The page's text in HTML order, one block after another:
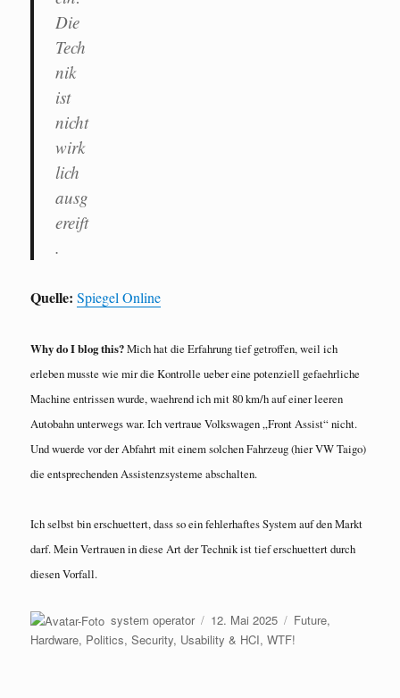
Die
Tech
nik
ist
nicht
wirk
lich
ausg
ereift
.
Quelle: Spiegel Online
Why do I blog this?Mich hat die Erfahrung tief getroffen, weil ich
erleben musste wie mir die Kontrolle ueber eine potenziell gefaehrliche
Machine entrissen wurde, waehrend ich mit 80 km/h auf einer leeren
Autobahn unterwegs war. Ich vertraue Volkswagen „Front Assist“ nicht.
Und wuerde vor der Abfahrt mit einem solchen Fahrzeug (hier VW Taigo)
die entsprechenden Assistenzsysteme abschalten.
Ich selbst bin erschuettert, dass so ein fehlerhaftes System auf den Markt
darf. Mein Vertrauen in diese Art der Technik ist tief erschuettert durch
diesen Vorfall.
Autor
system operator
Veröffentlicht
am
12. Mai 2025 Kategorien
Future,
Hardware, Politics,Security, Usability & HCI,WTF!